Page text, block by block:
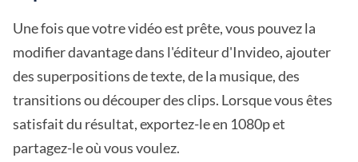
Une fois que votre vidéo est prête, vous pouvez la
modifier davantage dans l'éditeur d'Invideo, ajouter
des superpositions de texte, de la musique, des
transitions ou découper des clips. Lorsque vous êtes
satisfait du résultat, exportez-le en 1080p et
partagez-le où vous voulez.